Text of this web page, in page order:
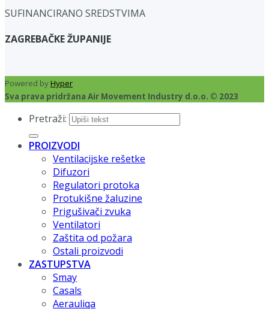
SUFINANCIRANO SREDSTVIMA
ZAGREBAČKE ŽUPANIJE
Powered byHyper
Sva prava pridržana Air Movement Industry d.o.o. © 2023
Pretraži:
PROIZVODI
Ventilacijske rešetke
Difuzori
Regulatori protoka
Protukišne žaluzine
Prigušivači zvuka
Ventilatori
Zaštita od požara
Ostali proizvodi
ZASTUPSTVA
Smay
Casals
Aerauliqa